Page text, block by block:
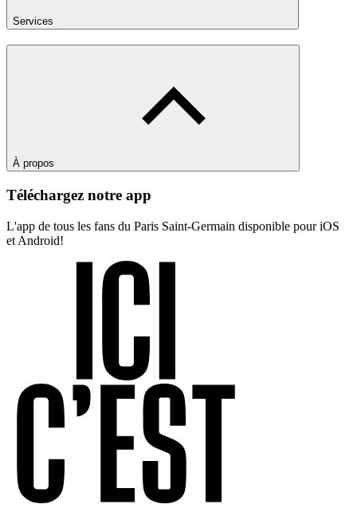
Services
À propos
Téléchargez notre app
L'app de tous les fans du Paris Saint-Germain disponible pour iOS
et Android!